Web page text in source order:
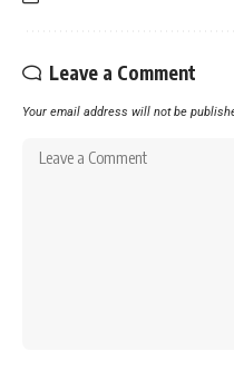
Leave a Comment
Your email address will not be